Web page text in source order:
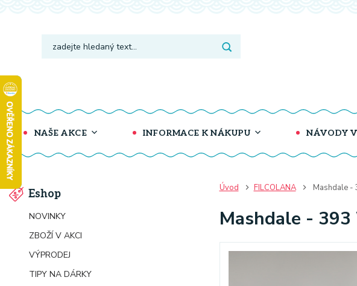
NAŠE AKCE INFORMACE K NÁKUPU NÁVODY V
Eshop
NOVINKY
ZBOŽÍ V AKCI
VÝPRODEJ
TIPY NA DÁRKY
Úvod FILCOLANA Mashdale -
Mashdale -